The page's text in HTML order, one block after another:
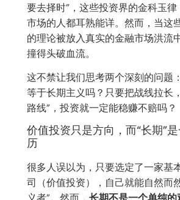
要去择时”，这些投资界的金科玉
市场的人都耳熟能详。然而，当这
的理论被放入真实的金融市场洪流
撞得头破血流。
这不禁让我们思考两个深刻的问题
等于长期主义吗？只要把战线拉长
路线”，投资就一定能稳赚不赔吗？
价值投资只是方向，而“长期”
历
很多人误以为，只要选定了一家基
司（价值投资），自己就能自然而